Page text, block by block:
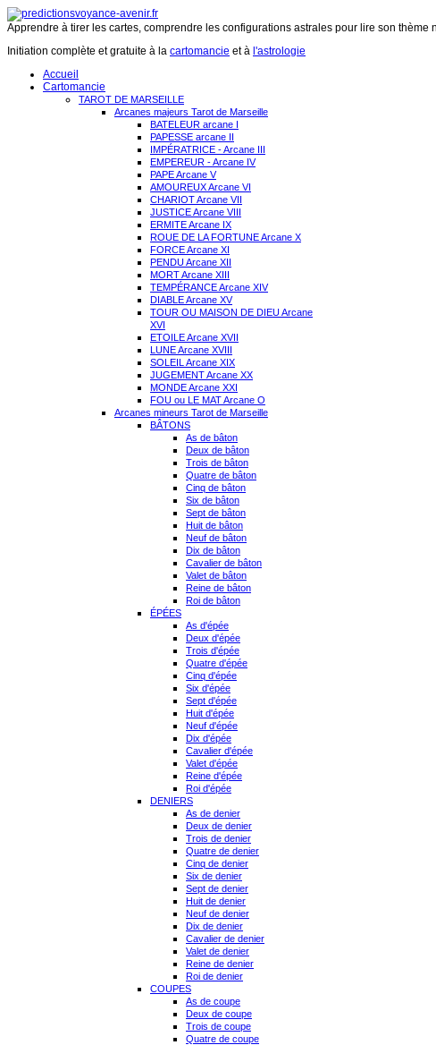
Apprendre à tirer les cartes, comprendre les configurations astrales pour lire son
Initiation complète et gratuite à la cartomancie et à l'astrologie
Accueil
Cartomancie
TAROT DE MARSEILLE
Arcanes majeurs Tarot de Marseille
BATELEUR arcane I
PAPESSE arcane II
IMPÉRATRICE - Arcane III
EMPEREUR - Arcane IV
PAPE Arcane V
AMOUREUX Arcane VI
CHARIOT Arcane VII
JUSTICE Arcane VIII
ERMITE Arcane IX
ROUE DE LA FORTUNE Arcane X
FORCE Arcane XI
PENDU Arcane XII
MORT Arcane XIII
TEMPÉRANCE Arcane XIV
DIABLE Arcane XV
TOUR OU MAISON DE DIEU Arcane
XVI
ETOILE Arcane XVII
LUNE Arcane XVIII
SOLEIL Arcane XIX
JUGEMENT Arcane XX
MONDE Arcane XXI
FOU ou LE MAT Arcane O
Arcanes mineurs Tarot de Marseille
BÂTONS
As de bâton
Deux de bâton
Trois de bâton
Quatre de bâton
Cinq de bâton
Six de bâton
Sept de bâton
Huit de bâton
Neuf de bâton
Dix de bâton
Cavalier de bâton
Valet de bâton
Reine de bâton
Roi de bâton
ÉPÉES
As d'épée
Deux d'épée
Trois d'épée
Quatre d'épée
Cinq d'épée
Six d'épée
Sept d'épée
Huit d'épée
Neuf d'épée
Dix d'épée
Cavalier d'épée
Valet d'épée
Reine d'épée
Roi d'épée
DENIERS
As de denier
Deux de denier
Trois de denier
Quatre de denier
Cinq de denier
Six de denier
Sept de denier
Huit de denier
Neuf de denier
Dix de denier
Cavalier de denier
Valet de denier
Reine de denier
Roi de denier
COUPES
As de coupe
Deux de coupe
Trois de coupe
Quatre de coupe